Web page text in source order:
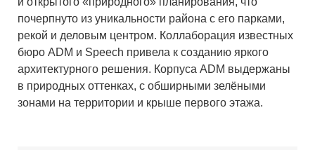
почерпнуто из уникальности района с его парками,
рекой и деловым центром. Коллаборация известных
бюро ADM и Speech привела к созданию яркого
архитектурного решения. Корпуса ADM выдержаны
в природных оттенках, с обширными зелёными
зонами на территории и крыше первого этажа.